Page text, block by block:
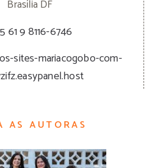
Brasília DF
61 9 8116-6746
sites-mariacogobo-com-
AS AUTORAS